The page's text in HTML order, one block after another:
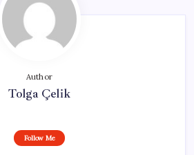
Author
Tolga Çelik
Follow Me